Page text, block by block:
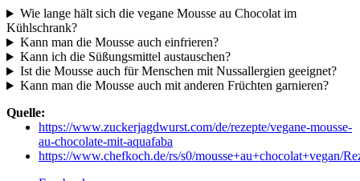
Wie lange hält sich die vegane Mousse au Chocolat im
Kühlschrank?
Kann man die Mousse auch einfrieren?
Kann ich die Süßungsmittel austauschen?
Ist die Mousse auch für Menschen mit Nussallergien geeignet?
Kann man die Mousse auch mit anderen Früchten garnieren?
Quelle:
https://www.zuckerjagdwurst.com/de/rezepte/vegane-mousse-
au-chocolate-mit-aquafaba
https://www.chefkoch.de/rs/s0/mousse+au+chocolat+vegan/